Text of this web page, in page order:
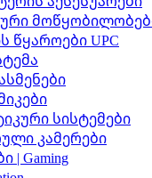
წყაროები UPC
სისტემები
კამერები
| Gaming